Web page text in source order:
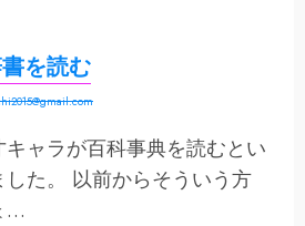
を読む
ャラが百科事典を読むとい
した。 以前からそういう方
…